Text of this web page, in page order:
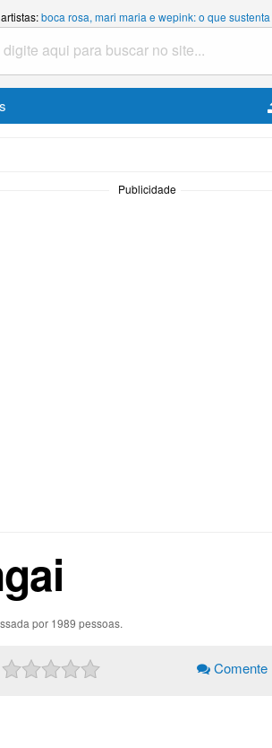
boca rosa, mari maria e wepink: o que
Publicidade
por 1989 pessoas.
Comente